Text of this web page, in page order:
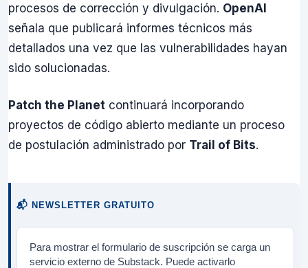
procesos de corrección y divulgación. OpenAI
señala que publicará informes técnicos más
detallados una vez que las vulnerabilidades hayan
sido solucionadas.
Patch the Planet continuará incorporando
proyectos de código abierto mediante un proceso
de postulación administrado por Trail of Bits.
📬 NEWSLETTER GRATUITO
Para mostrar el formulario de suscripción se carga un
servicio externo de Substack. Puede activarlo